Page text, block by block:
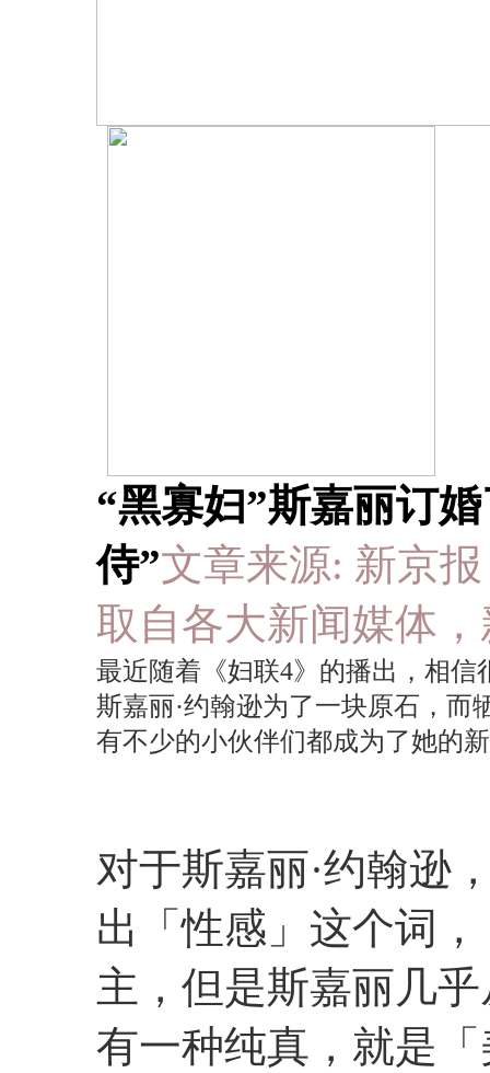
“黑寡妇”斯嘉丽订
侍”文章来源: 新京报
取自各大新闻媒体
最近随着《妇联4》的播出，相
斯嘉丽·约翰逊为了一块原石，
有不少的小伙伴们都成为了她的
对于斯嘉丽·约翰逊
出「性感」这个词
主，但是斯嘉丽几
有一种纯真，就是